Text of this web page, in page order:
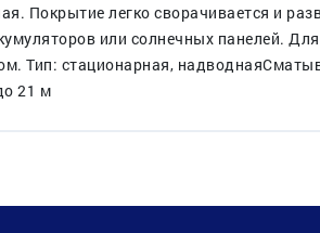
Покрытие легко сворачивается и
или солнечных панелей.
Тип: стационарная,
21 м